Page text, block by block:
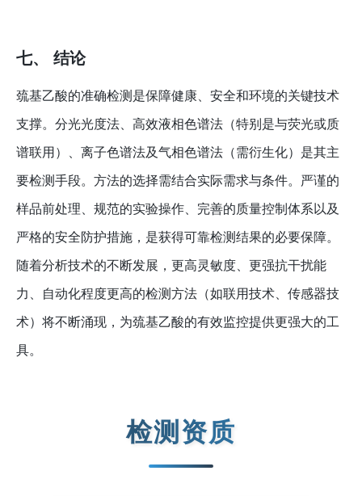
七、 结论
巯基乙酸的准确检测是保障健康、安全和环境的关键技术
支撑。分光光度法、高效液相色谱法（特别是与荧光或质
谱联用）、离子色谱法及气相色谱法（需衍生化）是其主
要检测手段。方法的选择需结合实际需求与条件。严谨的
样品前处理、规范的实验操作、完善的质量控制体系以及
严格的安全防护措施，是获得可靠检测结果的必要保障。
随着分析技术的不断发展，更高灵敏度、更强抗干扰能
力、自动化程度更高的检测方法（如联用技术、传感器技
术）将不断涌现，为巯基乙酸的有效监控提供更强大的工
具。
检测资质